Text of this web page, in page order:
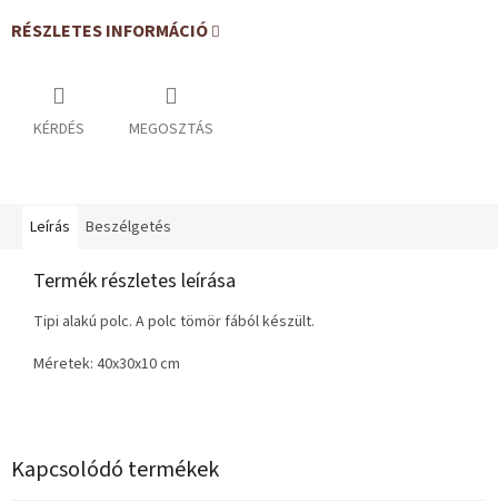
RÉSZLETES INFORMÁCIÓ
KÉRDÉS MEGOSZTÁS
Kapcsolódó termékek
Leírás Beszélgetés
Termék részletes leírása
Tipi alakú polc. A polc tömör fából készült.
Méretek: 40x30x10 cm